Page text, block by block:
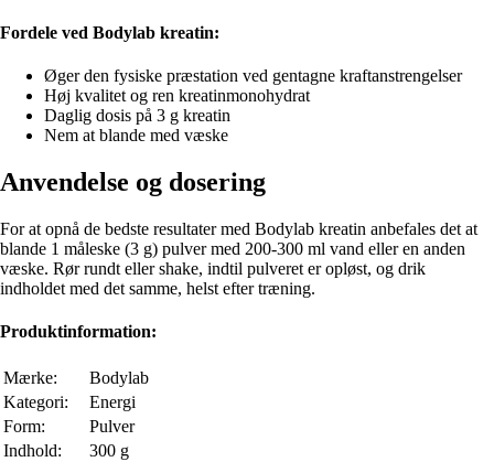
Fordele ved Bodylab kreatin:
Øger den fysiske præstation ved gentagne kraftanstrengelser
Høj kvalitet og ren kreatinmonohydrat
Daglig dosis på 3 g kreatin
Nem at blande med væske
Anvendelse og dosering
For at opnå de bedste resultater med Bodylab kreatin anbefales det at
blande 1 måleske (3 g) pulver med 200-300 ml vand eller en anden
væske. Rør rundt eller shake, indtil pulveret er opløst, og drik
indholdet med det samme, helst efter træning.
Produktinformation:
Mærke:
Bodylab
Kategori:
Energi
Form:
Pulver
Indhold:
300 g